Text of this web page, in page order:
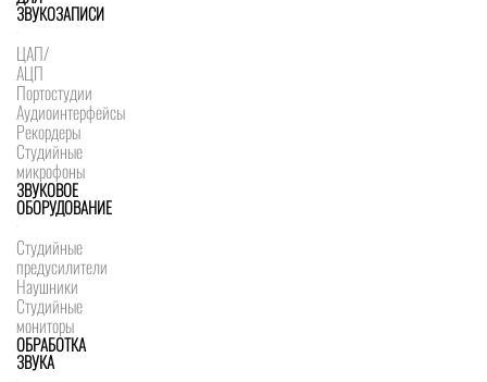
ЗВУКОЗАПИСИ
ЦАП/
АЦП
Портостудии
Аудиоинтерфейсы
Рекордеры
Студийные
микрофоны
ЗВУКОВОЕ
ОБОРУДОВАНИЕ
Студийные
предусилители
Наушники
Студийные
мониторы
ОБРАБОТКА
ЗВУКА